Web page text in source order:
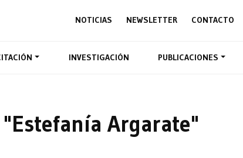
NOTICIAS NEWSLETTER CONTACTO
INVESTIGACIÓN PUBLICACIONES
Argarate"